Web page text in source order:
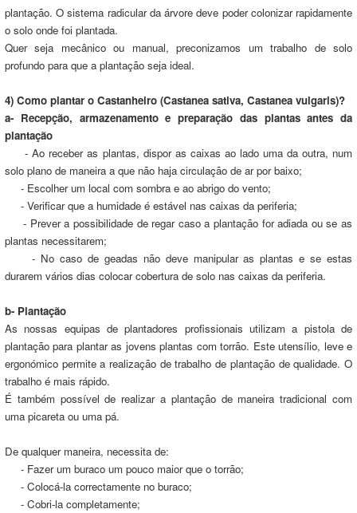
plantação. O sistema radicular da árvore deve poder colonizar rapidamente
o solo onde foi plantada.
Quer seja mecânico ou manual, preconizamos um trabalho de solo
profundo para que a plantação seja ideal.
4) Como plantar o Castanheiro (Castanea sativa, Castanea vulgaris)?
a- Recepção, armazenamento e preparação das plantas antes da
plantação
- Ao receber as plantas, dispor as caixas ao lado uma da outra, num
solo plano de maneira a que não haja circulação de ar por baixo;
- Escolher um local com sombra e ao abrigo do vento;
- Verificar que a humidade é estável nas caixas da periferia;
- Prever a possibilidade de regar caso a plantação for adiada ou se as
plantas necessitarem;
- No caso de geadas não deve manipular as plantas e se estas
durarem vários dias colocar cobertura de solo nas caixas da periferia.
b- Plantação
As nossas equipas de plantadores profissionais utilizam a pistola de
plantação para plantar as jovens plantas com torrão. Este utensílio, leve e
ergonómico permite a realização de trabalho de plantação de qualidade. O
trabalho é mais rápido.
É também possível de realizar a plantação de maneira tradicional com
uma picareta ou uma pá.
De qualquer maneira, necessita de:
- Fazer um buraco um pouco maior que o torrão;
- Colocá-la correctamente no buraco;
- Cobri-la completamente;